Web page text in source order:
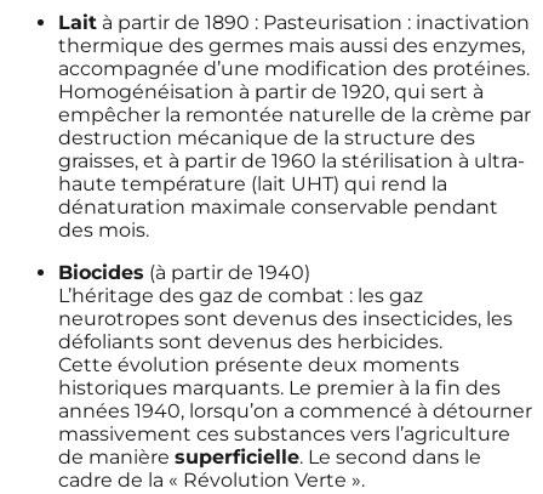
Lait à partir de 1890 : Pasteurisation : inactivation
thermique des germes mais aussi des enzymes,
accompagnée d’une modification des protéines.
Homogénéisation à partir de 1920, qui sert à
empêcher la remontée naturelle de la crème par
destruction mécanique de la structure des
graisses, et à partir de 1960 la stérilisation à ultra-
haute température (lait UHT) qui rend la
dénaturation maximale conservable pendant
des mois.
Biocides (à partir de 1940)
L’héritage des gaz de combat : les gaz
neurotropes sont devenus des insecticides, les
défoliants sont devenus des herbicides.
Cette évolution présente deux moments
historiques marquants. Le premier à la fin des
années 1940, lorsqu’on a commencé à détourner
massivement ces substances vers l’agriculture
de manière superficielle. Le second dans le
cadre de la « Révolution Verte ».